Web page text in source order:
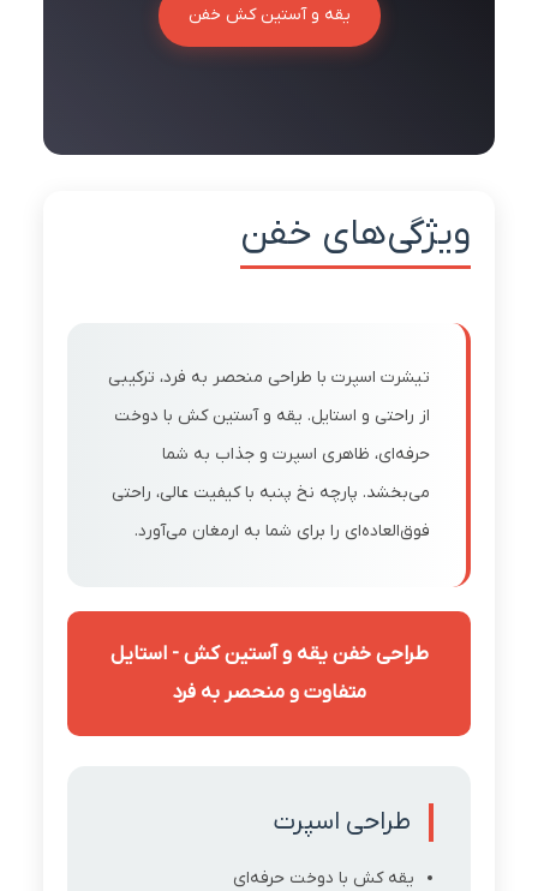
یقه و آستین کش خفن
ویژگی‌های خفن
تیشرت اسپرت با طراحی منحصر به فرد، ترکیبی
از راحتی و استایل. یقه و آستین کش با دوخت
حرفه‌ای، ظاهری اسپرت و جذاب به شما
می‌بخشد. پارچه نخ پنبه با کیفیت عالی، راحتی
فوق‌العاده‌ای را برای شما به ارمغان می‌آورد.
طراحی خفن یقه و آستین کش - استایل
متفاوت و منحصر به فرد
طراحی اسپرت
یقه کش با دوخت حرفه‌ای